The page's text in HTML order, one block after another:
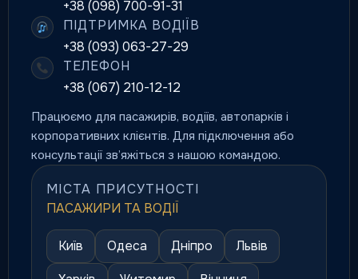
+38 (098) 700-91-31
ПІДТРИМКА ВОДІЇВ
+38 (093) 063-27-29
ТЕЛЕФОН
+38 (067) 210-12-12
Працюємо для пасажирів, водіїв, автопарків і
корпоративних клієнтів. Для підключення або
консультації зв’яжіться з нашою командою.
МІСТА ПРИСУТНОСТІ
ПАСАЖИРИ ТА ВОДІЇ
Київ Одеса Дніпро
Львів